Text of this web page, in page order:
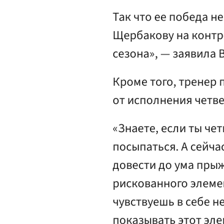
Так что ее победа
Щербакову на
сезона», — заявила
Кроме того, тренер
от исполнения
«Знаете, если ты
посыпаться. А
довести до ума
рискованного
чувствуешь в себе
показывать этот